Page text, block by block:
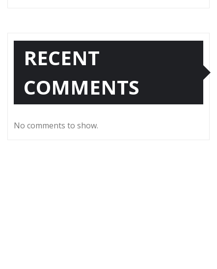
RECENT
COMMENTS
No comments to show.